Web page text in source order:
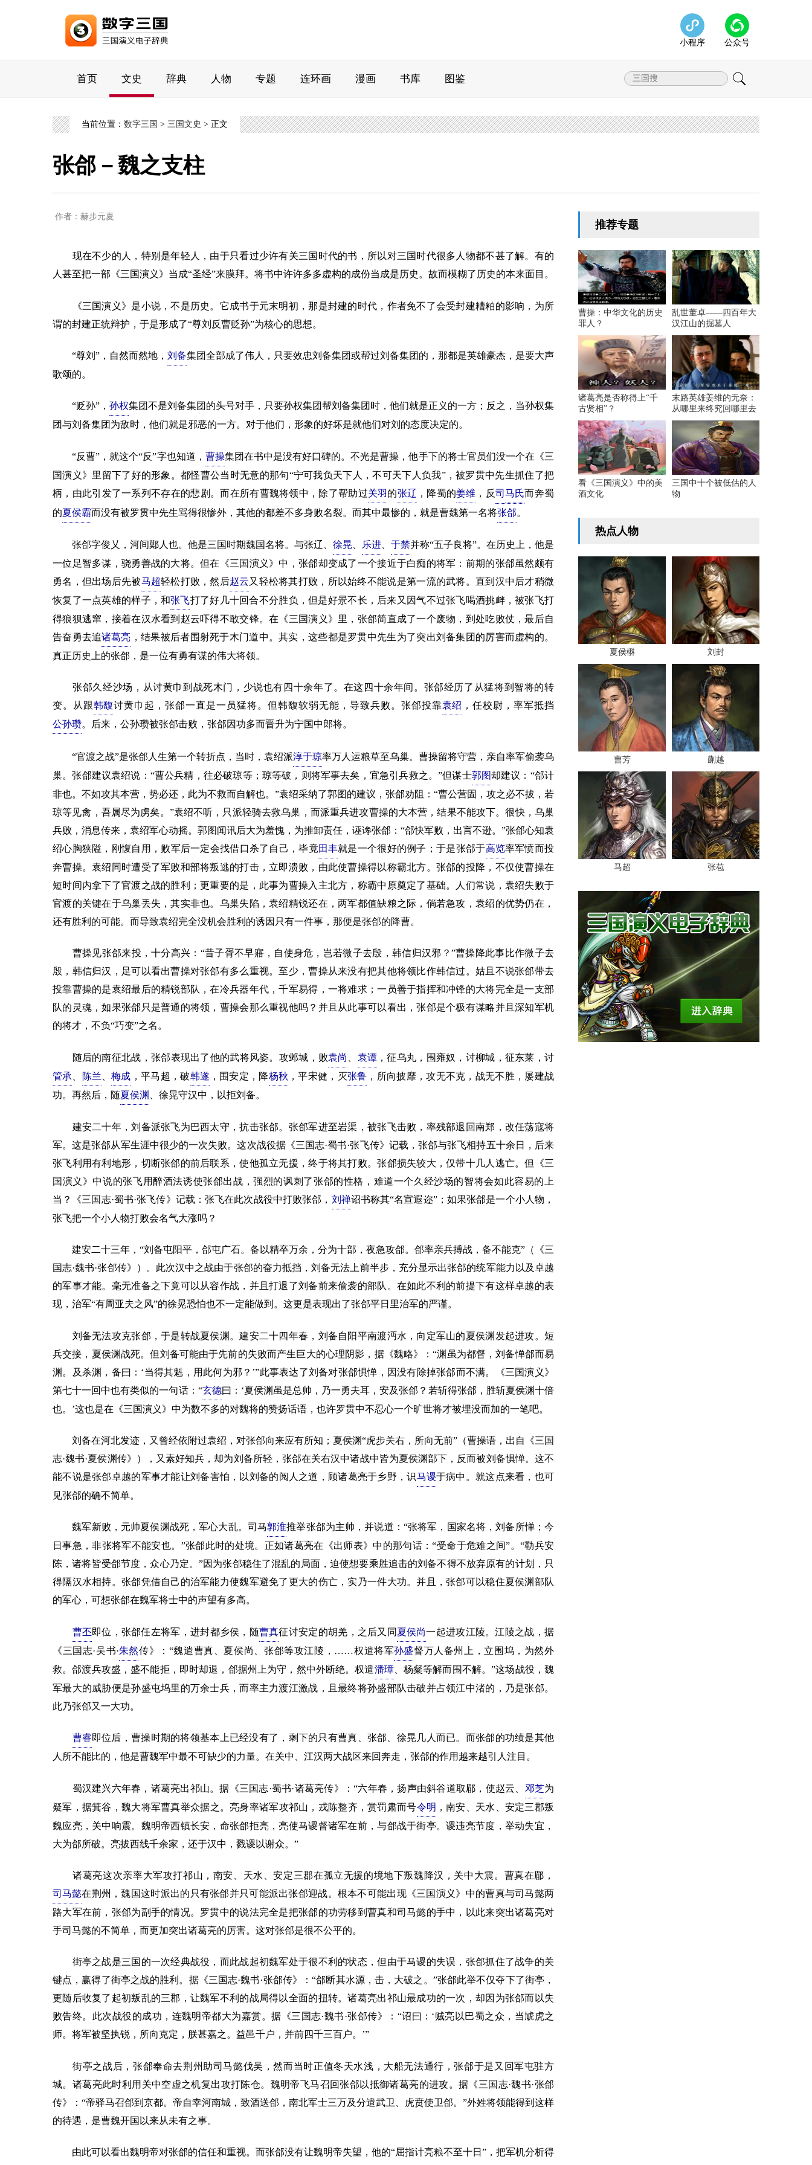
公众号
小程序
首页 文史 辞典 人物 专题 连环画 漫画 书库 图鉴
当前位置： 数字三国 > 三国文史 > 正文
张郃－魏之支柱
作者：赫步元夏
现在不少的人，特别是年轻人，由于只看过少许有关三国时代的书，所以对三国时代很多人物都不甚了解。有的
人甚至把一部《三国演义》当成“圣经”来膜拜。将书中许许多多虚构的成份当成是历史。故而模糊了历史的本来面目。
《三国演义》是小说，不是历史。它成书于元末明初，那是封建的时代，作者免不了会受封建糟粕的影响，为所
谓的封建正统辩护，于是形成了“尊刘反曹贬孙”为核心的思想。
“尊刘”，自然而然地， 刘备集团全部成了伟人，只要效忠刘备集团或帮过刘备集团的，那都是英雄豪杰，是要大声
歌颂的。
“贬孙”， 孙权集团不是刘备集团的头号对手，只要孙权集团帮刘备集团时，他们就是正义的一方；反之，当孙权集
团与刘备集团为敌时，他们就是邪恶的一方。对于他们，形象的好坏是就他们对刘的态度决定的。
“反曹”，就这个“反”字也知道， 曹操集团在书中是没有好口碑的。不光是曹操，他手下的将士官员们没一个在《三
国演义》里留下了好的形象。都怪曹公当时无意的那句“宁可我负天下人，不可天下人负我”，被罗贯中先生抓住了把
柄，由此引发了一系列不存在的悲剧。而在所有曹魏将领中，除了帮助过关羽 的张辽 ，降蜀的姜维 ，反司马氏而奔蜀
的夏侯霸而没有被罗贯中先生骂得很惨外，其他的都差不多身败名裂。而其中最惨的，就是曹魏第一名将张郃。
张郃字俊乂，河间鄚人也。他是三国时期魏国名将。与张辽、 徐晃 乐进 于禁并称“五子良将”。在历史上，他是
一位足智多谋，骁勇善战的大将。但在《三国演义》中，张郃却变成了一个接近于白痴的将军：前期的张郃虽然颇有
勇名，但出场后先被马超轻松打败，然后赵云又轻松将其打败，所以始终不能说是第一流的武将。直到汉中后才稍微
恢复了一点英雄的样子，和张飞打了好几十回合不分胜负，但是好景不长，后来又因气不过张飞喝酒挑衅，被张飞打
得狼狈逃窜，接着在汉水看到赵云吓得不敢交锋。在《三国演义》里，张郃简直成了一个废物，到处吃败仗，最后自
告奋勇去追诸葛亮 ，结果被后者围射死于木门道中。其实，这些都是罗贯中先生为了突出刘备集团的厉害而虚构的。
真正历史上的张郃，是一位有勇有谋的伟大将领。
张郃久经沙场，从讨黄巾到战死木门，少说也有四十余年了。在这四十余年间。张郃经历了从猛将到智将的转
变。从跟韩馥讨黄巾起，张郃一直是一员猛将。但韩馥软弱无能，导致兵败。张郃投靠袁绍 ，任校尉，率军抵挡
公孙瓒。后来，公孙瓒被张郃击败，张郃因功多而晋升为宁国中郎将。
“官渡之战”是张郃人生第一个转折点，当时，袁绍派淳于琼率万人运粮草至乌巢。曹操留将守营，亲自率军偷袭乌
巢。张郃建议袁绍说：“曹公兵精，往必破琼等；琼等破，则将军事去矣，宜急引兵救之。”但谋士郭图却建议：“郃计
非也。不如攻其本营，势必还，此为不救而自解也。”袁绍采纳了郭图的建议，张郃劝阻：“曹公营固，攻之必不拔，若
琼等见禽，吾属尽为虏矣。”袁绍不听，只派轻骑去救乌巢，而派重兵进攻曹操的大本营，结果不能攻下。很快，乌巢
兵败，消息传来，袁绍军心动摇。郭图闻讯后大为羞愧，为推卸责任，诬谗张郃：“郃快军败，出言不逊。”张郃心知袁
绍心胸狭隘，刚愎自用，败军后一定会找借口杀了自己，毕竟田丰就是一个很好的例子；于是张郃于高览率军愤而投
奔曹操。袁绍同时遭受了军败和部将叛逃的打击，立即溃败，由此使曹操得以称霸北方。张郃的投降，不仅使曹操在
短时间内拿下了官渡之战的胜利；更重要的是，此事为曹操入主北方，称霸中原奠定了基础。人们常说，袁绍失败于
官渡的关键在于乌巢丢失，其实非也。乌巢失陷，袁绍精锐还在，两军都值缺粮之际，倘若急攻，袁绍的优势仍在，
还有胜利的可能。而导致袁绍完全没机会胜利的诱因只有一件事，那便是张郃的降曹。
曹操见张郃来投，十分高兴：“昔子胥不早寤，自使身危，岂若微子去殷，韩信归汉邪？”曹操降此事比作微子去
殷，韩信归汉，足可以看出曹操对张郃有多么重视。至少，曹操从来没有把其他将领比作韩信过。姑且不说张郃带去
投靠曹操的是袁绍最后的精锐部队，在冷兵器年代，千军易得，一将难求；一员善于指挥和冲锋的大将完全是一支部
队的灵魂，如果张郃只是普通的将领，曹操会那么重视他吗？并且从此事可以看出，张郃是个极有谋略并且深知军机
的将才，不负“巧变”之名。
随后的南征北战，张郃表现出了他的武将风姿。攻邺城，败袁尚 袁谭，征乌丸，围雍奴，讨柳城，征东莱，讨
管承
陈兰 、梅成 ，平马超，破韩遂 ，围安定，降杨秋 ，平宋健，灭张鲁，所向披靡，攻无不克，战无不胜，屡建战
功。再然后，随夏侯渊 、徐晃守汉中，以拒刘备。
建安二十年，刘备派张飞为巴西太守，抗击张郃。张郃军进至岩渠，被张飞击败，率残部退回南郑，改任荡寇将
军。这是张郃从军生涯中很少的一次失败。这次战役据《三国志·蜀书·张飞传》记载，张郃与张飞相持五十余日，后来
张飞利用有利地形，切断张郃的前后联系，使他孤立无援，终于将其打败。张郃损失较大，仅带十几人逃亡。但《三
国演义》中说的张飞用醉酒法诱使张郃出战，强烈的讽刺了张郃的性格，难道一个久经沙场的智将会如此容易的上
当？《三国志·蜀书·张飞传》记载：张飞在此次战役中打败张郃， 刘禅诏书称其“名宣遐迩”；如果张郃是一个小人物，
张飞把一个小人物打败会名气大涨吗？
建安二十三年，“刘备屯阳平，郃屯广石。备以精卒万余，分为十部，夜急攻郃。郃率亲兵搏战，备不能克”（《三
国志·魏书·张郃传》）。此次汉中之战由于张郃的奋力抵挡，刘备无法上前半步，充分显示出张郃的统军能力以及卓越
的军事才能。毫无准备之下竟可以从容作战，并且打退了刘备前来偷袭的部队。在如此不利的前提下有这样卓越的表
现，治军“有周亚夫之风”的徐晃恐怕也不一定能做到。这更是表现出了张郃平日里治军的严谨。
刘备无法攻克张郃，于是转战夏侯渊。建安二十四年春，刘备自阳平南渡沔水，向定军山的夏侯渊发起进攻。短
兵交接，夏侯渊战死。但刘备可能由于先前的失败而产生巨大的心理阴影，据《魏略》：“渊虽为都督，刘备惮郃而易
渊。及杀渊，备曰：‘当得其魁，用此何为邪？’”此事表达了刘备对张郃惧惮，因没有除掉张郃而不满。《三国演义》
第七十一回中也有类似的一句话：“玄德曰：‘夏侯渊虽是总帅，乃一勇夫耳，安及张郃？若斩得张郃，胜斩夏侯渊十倍
也。’这也是在《三国演义》中为数不多的对魏将的赞扬话语，也许罗贯中不忍心一个旷世将才被埋没而加的一笔吧。
刘备在河北发迹，又曾经依附过袁绍，对张郃向来应有所知；夏侯渊“虎步关右，所向无前”（曹操语，出自《三国
志·魏书·夏侯渊传》），又素好知兵，却为刘备所轻，张郃在关右汉中诸战中皆为夏侯渊部下，反而被刘备惧惮。这不
能不说是张郃卓越的军事才能让刘备害怕，以刘备的阅人之道，顾诸葛亮于乡野，识马谡于病中。就这点来看，也可
见张郃的确不简单。
魏军新败，元帅夏侯渊战死，军心大乱。司马郭淮推举张郃为主帅，并说道：“张将军，国家名将，刘备所惮；今
日事急，非张将军不能安也。”张郃此时的处境。正如诸葛亮在《出师表》中的那句话：“受命于危难之间”。“勒兵安
陈，诸将皆受郃节度，众心乃定。”因为张郃稳住了混乱的局面，迫使想要乘胜追击的刘备不得不放弃原有的计划，只
得隔汉水相持。张郃凭借自己的治军能力使魏军避免了更大的伤亡，实乃一件大功。并且，张郃可以稳住夏侯渊部队
的军心，可想张郃在魏军将士中的声望有多高。
曹丕即位，张郃任左将军，进封都乡侯，随曹真征讨安定的胡羌，之后又同 夏侯尚一起进攻江陵。江陵之战，据
《三国志·吴书·朱然传》：“魏遣曹真、夏侯尚、张郃等攻江陵，……权遣将军孙盛督万人备州上，立围坞，为然外
救。郃渡兵攻盛，盛不能拒，即时却退，郃据州上为守，然中外断绝。权遣潘璋、杨粲等解而围不解。”这场战役，魏
军最大的威胁便是孙盛屯坞里的万余士兵，而率主力渡江激战，且最终将孙盛部队击破并占领江中渚的，乃是张郃。
此乃张郃又一大功。
曹睿即位后，曹操时期的将领基本上已经没有了，剩下的只有曹真、张郃、徐晃几人而已。而张郃的功绩是其他
人所不能比的，他是曹魏军中最不可缺少的力量。在关中、江汉两大战区来回奔走，张郃的作用越来越引人注目。
蜀汉建兴六年春，诸葛亮出祁山。据《三国志·蜀书·诸葛亮传》：“六年春，扬声由斜谷道取郿，使赵云、 邓芝为
疑军，据箕谷，魏大将军曹真举众据之。亮身率诸军攻祁山，戎陈整齐，赏罚肃而号令明 ，南安、天水、安定三郡叛
魏应亮，关中响震。魏明帝西镇长安，命张郃拒亮，亮使马谡督诸军在前，与郃战于街亭。谡违亮节度，举动失宜，
大为郃所破。亮拔西线千余家，还于汉中，戮谡以谢众。”
诸葛亮这次亲率大军攻打祁山，南安、天水、安定三郡在孤立无援的境地下叛魏降汉，关中大震。曹真在郿，
司马懿在荆州，魏国这时派出的只有张郃并只可能派出张郃迎战。根本不可能出现《三国演义》中的曹真与司马懿两
路大军在前，张郃为副手的情况。罗贯中的说法完全是把张郃的功劳移到曹真和司马懿的手中，以此来突出诸葛亮对
手司马懿的不简单，而更加突出诸葛亮的厉害。这对张郃是很不公平的。
街亭之战是三国的一次经典战役，而此战起初魏军处于很不利的状态，但由于马谡的失误，张郃抓住了战争的关
键点，赢得了街亭之战的胜利。据《三国志·魏书·张郃传》：“郃断其水源，击，大破之。”张郃此举不仅夺下了街亭，
更随后收复了起初叛乱的三郡，让魏军不利的战局得以全面的扭转。诸葛亮出祁山最成功的一次，却因为张郃而以失
败告终。此次战役的成功，连魏明帝都大为嘉赏。据《三国志·魏书·张郃传》：“诏曰：‘贼亮以巴蜀之众，当虓虎之
师。将军被坚执锐，所向克定，朕甚嘉之。益邑千户，并前四千三百户。’”
街亭之战后，张郃奉命去荆州助司马懿伐吴，然而当时正值冬天水浅，大船无法通行，张郃于是又回军屯驻方
城。诸葛亮此时利用关中空虚之机复出攻打陈仓。魏明帝飞马召回张郃以抵御诸葛亮的进攻。据《三国志·魏书·张郃
传》：“帝驿马召郃到京都。帝自幸河南城，致酒送郃，南北军士三万及分遣武卫、虎贲使卫郃。”外姓将领能得到这样
的待遇，是曹魏开国以来从未有之事。
由此可以看出魏明帝对张郃的信任和重视。而张郃没有让魏明帝失望，他的“屈指计亮粮不至十日”，把军机分析得
推荐专题
曹操：中华文化的历史
罪人？
乱世董卓——四百年大
汉江山的掘墓人
诸葛亮是否称得上“千
古贤相”？
末路英雄姜维的无奈：
从哪里来终究回哪里去
看《三国演义》中的美
酒文化
三国中十个被低估的人
物
热点人物
夏侯楙 刘封
曹芳 蒯越
马超 张苞